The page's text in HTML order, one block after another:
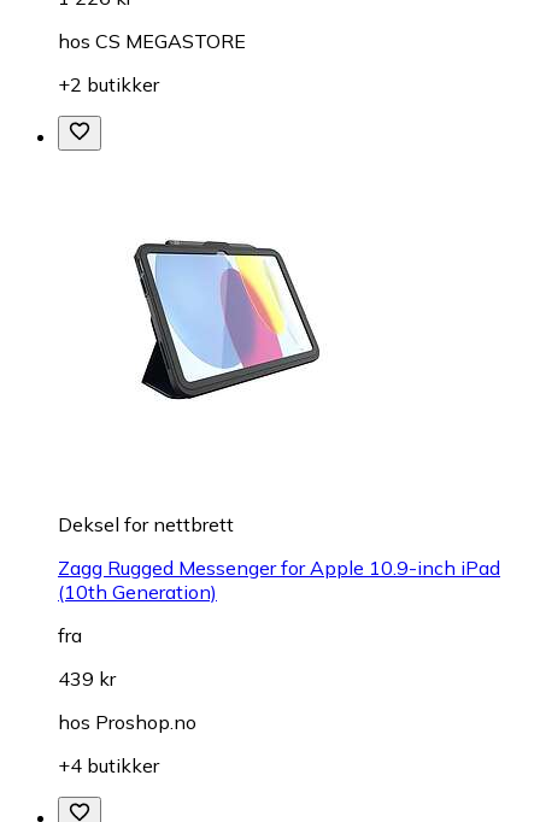
hos CS MEGASTORE
+2 butikker
Deksel for nettbrett
Zagg Rugged Messenger for Apple 10.9-inch iPad
(10th Generation)
fra
439 kr
hos Proshop.no
+4 butikker